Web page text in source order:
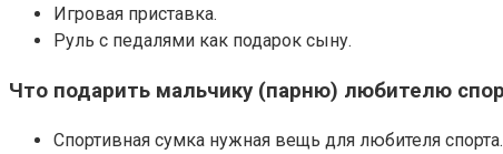
Игровая приставка.
Руль с педалями как подарок сыну.
Что подарить мальчику (парню) любителю
Спортивная сумка нужная вещь для любителя спорта.